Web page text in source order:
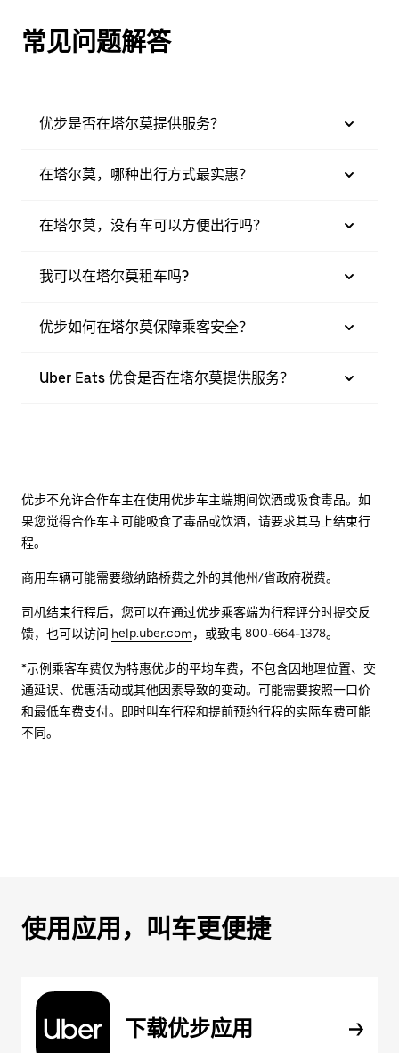
常见问题解答
优步是否在塔尔莫提供服务？
在塔尔莫，哪种出行方式最实惠？
在塔尔莫，没有车可以方便出行吗？
我可以在塔尔莫租车吗?
优步如何在塔尔莫保障乘客安全？
Uber Eats 优食是否在塔尔莫提供服务？
优步不允许合作车主在使用优步车主端期间饮酒或吸食毒品。如
果您觉得合作车主可能吸食了毒品或饮酒，请要求其马上结束行
程。
商用车辆可能需要缴纳路桥费之外的其他州/省政府税费。
司机结束行程后，您可以在通过优步乘客端为行程评分时提交反
馈，也可以访问 help.uber.com，或致电 800-664-1378。
*示例乘客车费仅为特惠优步的平均车费，不包含因地理位置、交
通延误、优惠活动或其他因素导致的变动。可能需要按照一口价
和最低车费支付。即时叫车行程和提前预约行程的实际车费可能
不同。
使用应用，叫车更便捷
下载优步应用